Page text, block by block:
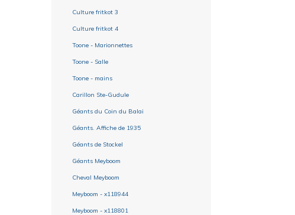
Culture fritkot 3
Culture fritkot 4
Toone - Marionnettes
Toone - Salle
Toone - mains
Carillon Ste-Gudule
Géants du Coin du Balai
Géants. Affiche de 1935
Géants de Stockel
Géants Meyboom
Cheval Meyboom
Meyboom - x118944
Meyboom - x118801